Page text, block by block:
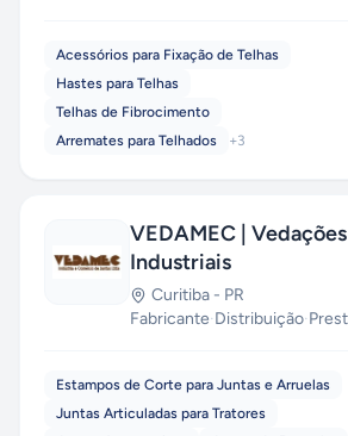
Acessórios para Fixação de Telhas
Hastes para Telhas
Telhas de Fibrocimento
Arremates para Telhados
+3
VEDAMEC |
Industriais
Curitiba - PR
Fabricante·Distribuição·
Estampos de Corte para Juntas e Arruelas
Juntas Articuladas para Tratores